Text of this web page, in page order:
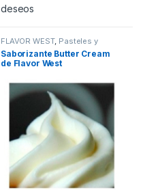
deseos
FLAVOR WEST, Pasteles y
Postres Sabor a Pasteles y
postres,Saborizantes
Saborizante Butter Cream
de Flavor West